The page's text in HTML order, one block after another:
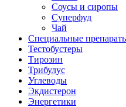
Соусы и сиропы
Суперфуд
Чай
Специальные
Тестобустеры
Тирозин
Трибулус
Углеводы
Экдистерон
Энергетики